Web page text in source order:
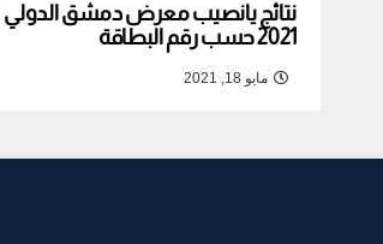
نتائج يانصيب معرض دمشق الدولي
2021 حسب رقم البطاقة
مايو 18, 2021